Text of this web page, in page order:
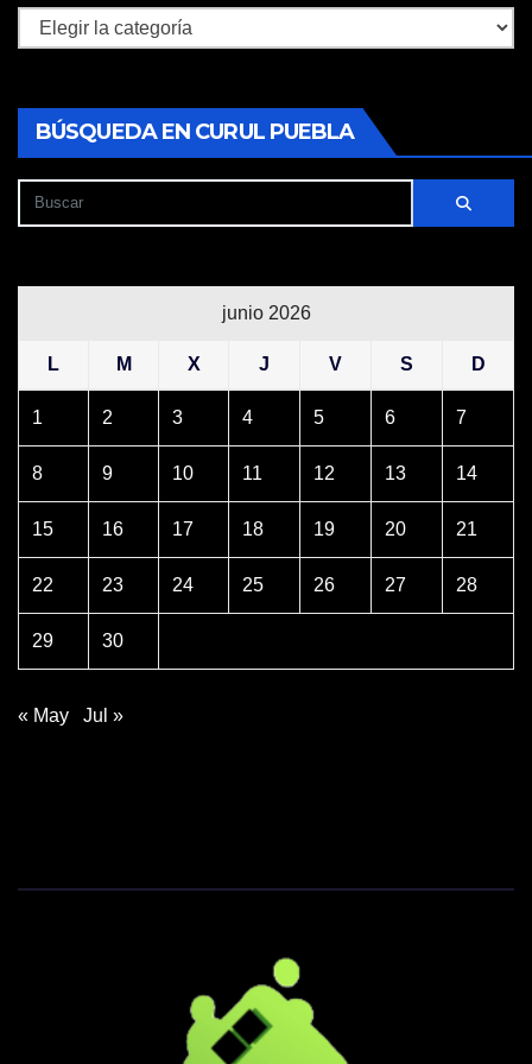
Secciones
BÚSQUEDA EN CURUL PUEBLA
junio 2026
L M X J V S D
1 2 3 4 5 6 7
8 9 10 11 12 13 14
15 16 17 18 19 20 21
22 23 24 25 26 27 28
29 30
« May Jul »